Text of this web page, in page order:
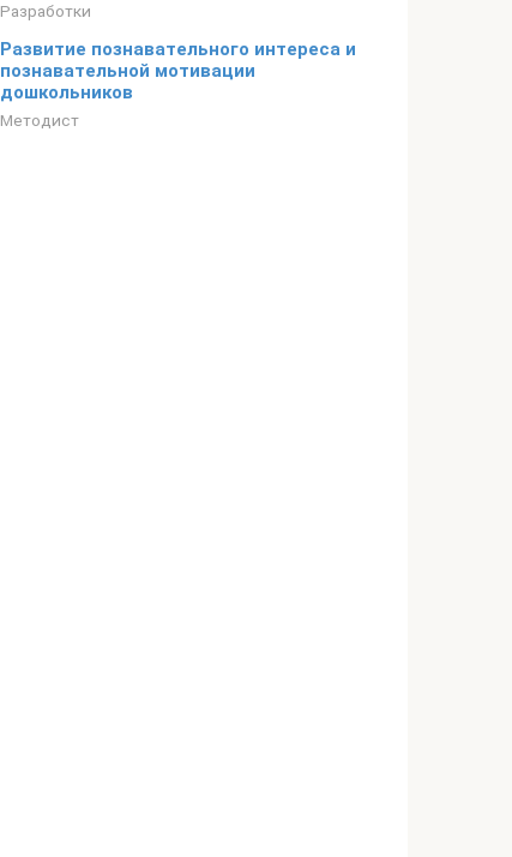
Разработки
Развитие познавательного интереса и
познавательной мотивации
дошкольников
Методист